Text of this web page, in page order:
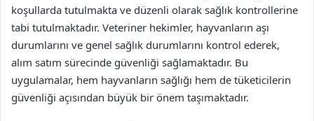
koşullarda tutulmakta ve düzenli olarak sağlık kontrollerine
tabi tutulmaktadır. Veteriner hekimler, hayvanların aşı
durumlarını ve genel sağlık durumlarını kontrol ederek,
alım satım sürecinde güvenliği sağlamaktadır. Bu
uygulamalar, hem hayvanların sağlığı hem de tüketicilerin
güvenliği açısından büyük bir önem taşımaktadır.